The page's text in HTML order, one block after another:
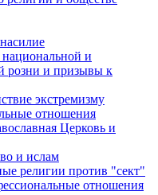
и
розни и призывы к
экстремизму
отношения
Церковь и
и ислам
религии против "сект"
отношения